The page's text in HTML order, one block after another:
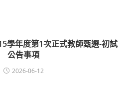
學年度第1次正式教師甄選-初試
公告事項
2026-06-12